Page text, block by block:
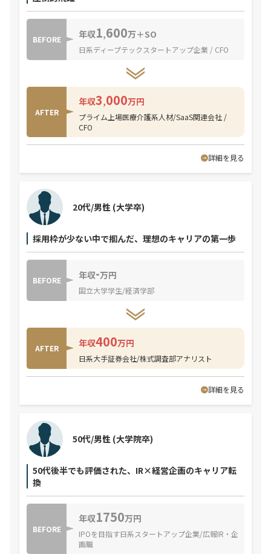
BEFORE 年収1,600万＋SO
日系ディープテックスタートアップ企業 / CFO
AFTER
年収3,000万円
プライム上場医療介護系人材/SaaS関連会社 /
CFO
詳細を見る
採用枠が少ない中で掴んだ、理想のキャリアの第一歩
20代/男性 (大学卒)
BEFORE 年収-万円
国立大学学生/経済学部
AFTER 年収400万円
日系大手証券会社/株式調査部アナリスト
詳細を見る
50代後半でも評価された、IR×経営企画のキャリア転
換
50代/男性 (大学院卒)
BEFORE
年収1750万円
IPOを目指す日系スタートアップ企業/広報IR・企
画職